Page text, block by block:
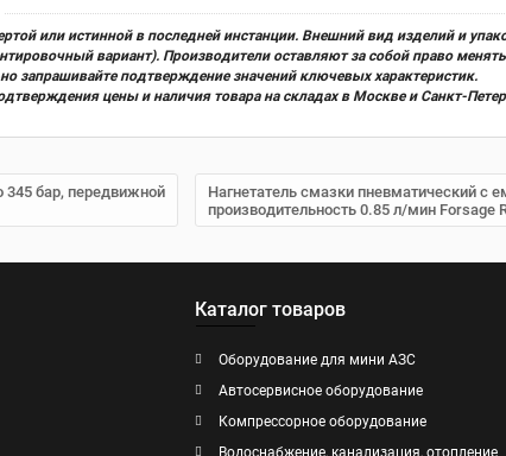
или истинной в последней инстанции. Внешний вид изделий и
вариант). Производители оставляют за собой право менять
запрашивайте подтверждение значений ключевых характеристик.
цены и наличия товара на складах в Москве и Санкт-
345 бар, передвижной
Нагнетатель смазки пневматический с
производительность 0.85 л/мин Forsage
Каталог товаров
Оборудование для мини АЗС
Автосервисное оборудование
Компрессорное оборудование
Водоснабжение, канализация, отопление